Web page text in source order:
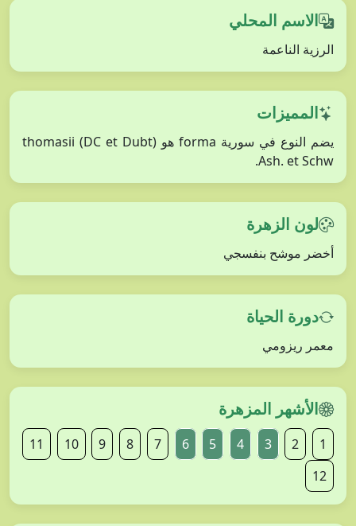
الاسم المحلي
الرزية الناعمة
المميزات
يضم النوع في سورية forma هو thomasii (DC et Dubt)
Ash. et Schw.
لون الزهرة
أخضر موشح بنفسجي
دورة الحياة
معمر ريزومي
الأشهر المزهرة
1
2
3
4
5
6
7
8
9
10
11
12